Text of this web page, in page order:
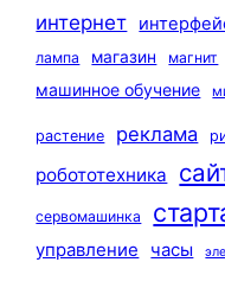
интернет
лампа
магазин магнит
машинное обучение
растение реклама
робототехника
сервомашинка
управление часы